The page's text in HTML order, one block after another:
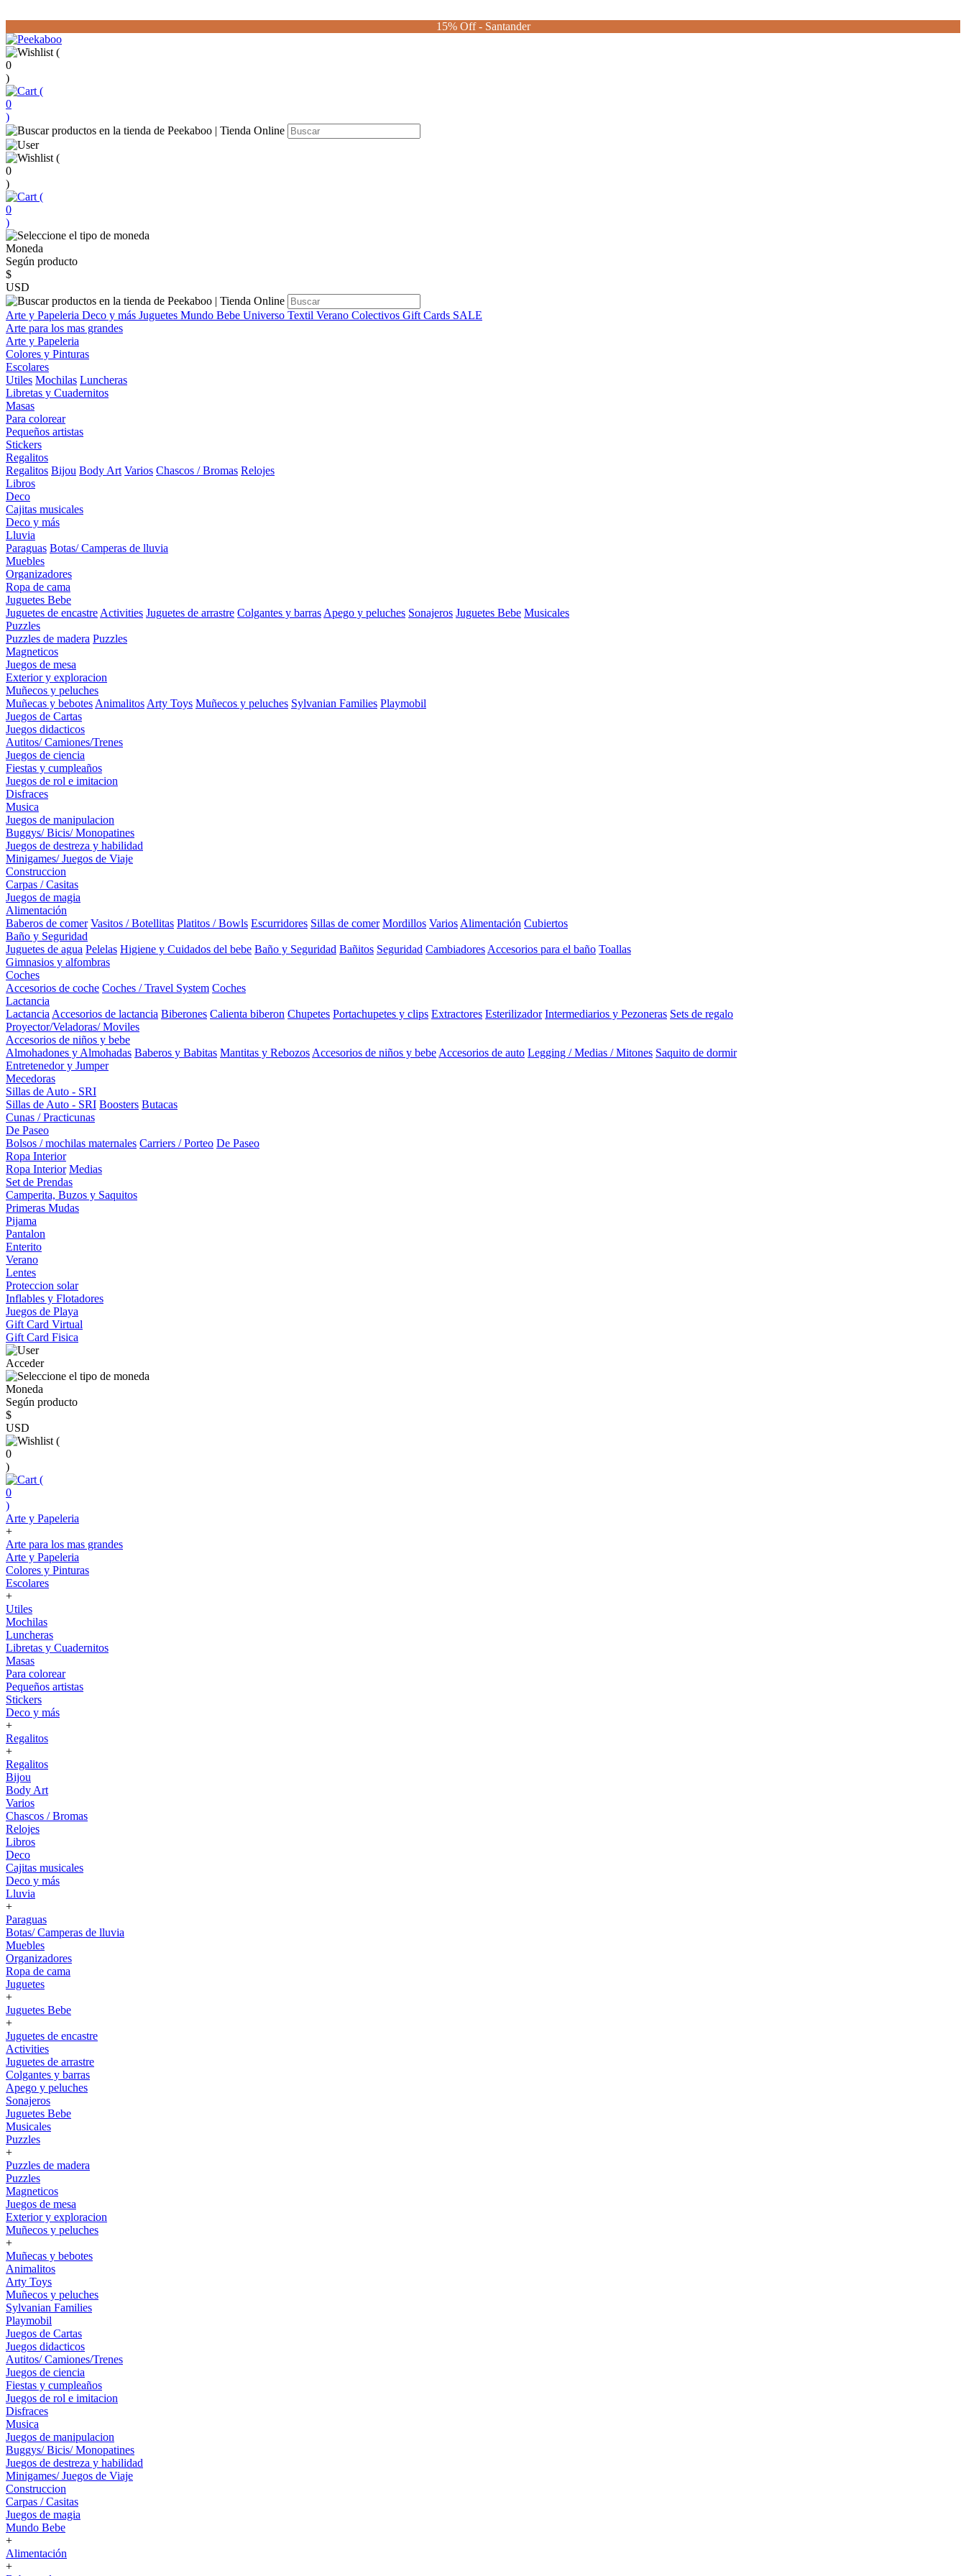
15% Off - Santander
(
0
)
(
0
)
(
0
)
(
0
)
Moneda
Según producto
$
USD
Arte y Papeleria Deco y más Juguetes Mundo Bebe Universo Textil Verano Colectivos Gift Cards SALE
Arte para los mas grandes
Arte y Papeleria
Colores y Pinturas
Escolares
Utiles Mochilas Luncheras
Libretas y Cuadernitos
Masas
Para colorear
Pequeños artistas
Stickers
Regalitos
Regalitos Bijou Body Art Varios Chascos / Bromas Relojes
Libros
Deco
Cajitas musicales
Deco y más
Lluvia
Paraguas Botas/ Camperas de lluvia
Muebles
Organizadores
Ropa de cama
Juguetes Bebe
Juguetes de encastre Activities Juguetes de arrastre Colgantes y barras Apego y peluches Sonajeros Juguetes Bebe Musicales
Puzzles
Puzzles de madera Puzzles
Magneticos
Juegos de mesa
Exterior y exploracion
Muñecos y peluches
Muñecas y bebotes Animalitos Arty Toys Muñecos y peluches Sylvanian Families Playmobil
Juegos de Cartas
Juegos didacticos
Autitos/ Camiones/Trenes
Juegos de ciencia
Fiestas y cumpleaños
Juegos de rol e imitacion
Disfraces
Musica
Juegos de manipulacion
Buggys/ Bicis/ Monopatines
Juegos de destreza y habilidad
Minigames/ Juegos de Viaje
Construccion
Carpas / Casitas
Juegos de magia
Alimentación
Baberos de comer Vasitos / Botellitas Platitos / Bowls Escurridores Sillas de comer Mordillos Varios Alimentación Cubiertos
Baño y Seguridad
Juguetes de agua Pelelas Higiene y Cuidados del bebe Baño y Seguridad Bañitos Seguridad Cambiadores Accesorios para el baño Toallas
Gimnasios y alfombras
Coches
Accesorios de coche Coches / Travel System Coches
Lactancia
Lactancia Accesorios de lactancia Biberones Calienta biberon Chupetes Portachupetes y clips Extractores Esterilizador Intermediarios y Pezoneras Sets de regalo
Proyector/Veladoras/ Moviles
Accesorios de niños y bebe
Almohadones y Almohadas Baberos y Babitas Mantitas y Rebozos Accesorios de niños y bebe Accesorios de auto Legging / Medias / Mitones Saquito de dormir
Entretenedor y Jumper
Mecedoras
Sillas de Auto - SRI
Sillas de Auto - SRI Boosters Butacas
Cunas / Practicunas
De Paseo
Bolsos / mochilas maternales Carriers / Porteo De Paseo
Ropa Interior
Ropa Interior Medias
Set de Prendas
Camperita, Buzos y Saquitos
Primeras Mudas
Pijama
Pantalon
Enterito
Verano
Lentes
Proteccion solar
Inflables y Flotadores
Juegos de Playa
Gift Card Virtual
Gift Card Fisica
Acceder
Moneda
Según producto
$
USD
(
0
)
(
0
)
Arte y Papeleria
+
Arte para los mas grandes
Arte y Papeleria
Colores y Pinturas
Escolares
+
Utiles
Mochilas
Luncheras
Libretas y Cuadernitos
Masas
Para colorear
Pequeños artistas
Stickers
Deco y más
+
Regalitos
+
Regalitos
Bijou
Body Art
Varios
Chascos / Bromas
Relojes
Libros
Deco
Cajitas musicales
Deco y más
Lluvia
+
Paraguas
Botas/ Camperas de lluvia
Muebles
Organizadores
Ropa de cama
Juguetes
+
Juguetes Bebe
+
Juguetes de encastre
Activities
Juguetes de arrastre
Colgantes y barras
Apego y peluches
Sonajeros
Juguetes Bebe
Musicales
Puzzles
+
Puzzles de madera
Puzzles
Magneticos
Juegos de mesa
Exterior y exploracion
Muñecos y peluches
+
Muñecas y bebotes
Animalitos
Arty Toys
Muñecos y peluches
Sylvanian Families
Playmobil
Juegos de Cartas
Juegos didacticos
Autitos/ Camiones/Trenes
Juegos de ciencia
Fiestas y cumpleaños
Juegos de rol e imitacion
Disfraces
Musica
Juegos de manipulacion
Buggys/ Bicis/ Monopatines
Juegos de destreza y habilidad
Minigames/ Juegos de Viaje
Construccion
Carpas / Casitas
Juegos de magia
Mundo Bebe
+
Alimentación
+